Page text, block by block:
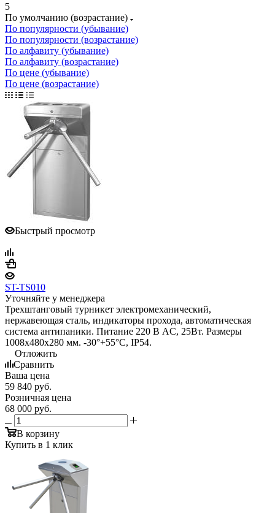
5
По умолчанию (возрастание)
По популярности (убывание)
По популярности (возрастание)
По алфавиту (убывание)
По алфавиту (возрастание)
По цене (убывание)
По цене (возрастание)
Быстрый просмотр
ST-TS010
Уточняйте у менеджера
Трехштанговый турникет электромеханический,
нержавеющая сталь, индикаторы прохода, автоматическая
система антипаники. Питание 220 В AC, 25Вт. Размеры
1008х480х280 мм. -30°+55°С, IP54.
Отложить
Сравнить
Ваша цена
59 840 руб.
Розничная цена
68 000 руб.
В корзину
Купить в 1 клик